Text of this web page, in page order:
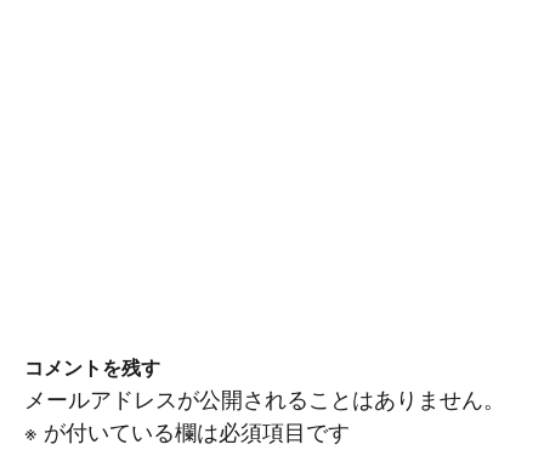
コメントを残す
メールアドレスが公開されることはありません。
※ が付いている欄は必須項目です